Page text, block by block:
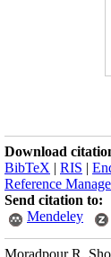
Download
BibTeX | RIS |
Reference
Send citation to:
Mendeley
Moradpour R,